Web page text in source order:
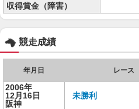
収得賞金（障害）
競走成績
年月日 レース
2006年
12月16日
阪神
未勝利